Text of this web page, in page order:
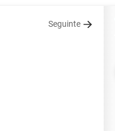
Seguinte